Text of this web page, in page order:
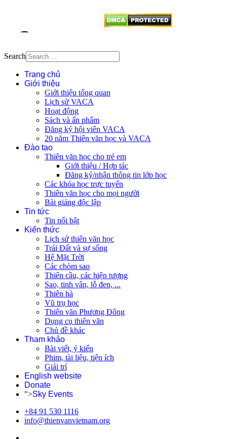
Search
Trang chủ
Giới thiệu
Giới thiệu tổng quan
Lịch sử VACA
Hoạt động
Sách và ấn phẩm
Đăng ký hội viên VACA
20 năm Thiên văn học và VACA
Đào tạo
Thiên văn học cho trẻ em
Giới thiệu / Hợp tác
Đăng ký/nhận thông tin lớp học
Các khóa học trực tuyến
Thiên văn học cho mọi người
Bài giảng độc lập
Tin tức
Tin nổi bật
Kiến thức
Lịch sử thiên văn học
Trái Đất và sự sống
Hệ Mặt Trời
Các chòm sao
Thiên cầu, các hiện tượng
Sao, tinh vân, lỗ đen, ...
Thiên hà
Vũ trụ học
Thiên văn Phương Đông
Dụng cụ thiên văn
Chủ đề khác
Tham khảo
Bài viết, ý kiến
Phim, tài liệu, tiện ích
Giải trí
English website
Donate
">Sky Events
+84 91 530 1116
info@thienvanvietnam.org